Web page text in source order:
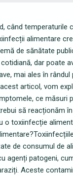
când temperaturile
alimentare
de sănătate
dar poate
mai ales în rândul
articol, vom
ce măsuri
să reacționăm
o toxiinfecție
de consumul de
agenți patogeni,
Aceste